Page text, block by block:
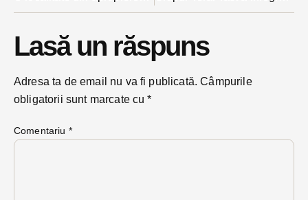
Lasă un răspuns
Adresa ta de email nu va fi publicată. Câmpurile
obligatorii sunt marcate cu*
Comentariu *